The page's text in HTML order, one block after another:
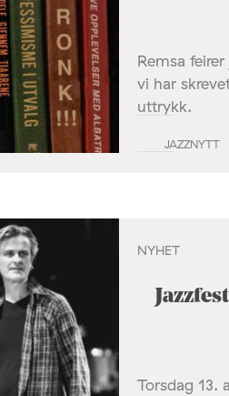
Remsa
vi har
uttrykk.
JAZZNYTT
NYHET
Torsdag 13.